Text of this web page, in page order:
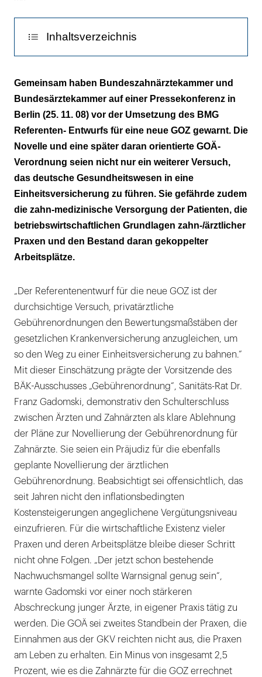
Inhaltsverzeichnis
Rückschritt für Patienten
Ruinöser Preiswettbewerb
Gemeinsam haben Bundeszahnärztekammer und
Bundesärztekammer auf einer Pressekonferenz in
Berlin (25. 11. 08) vor der Umsetzung des BMG
Referenten- Entwurfs für eine neue GOZ gewarnt. Die
Novelle und eine später daran orientierte GOÄ-
Verordnung seien nicht nur ein weiterer Versuch,
das deutsche Gesundheitswesen in eine
Einheitsversicherung zu führen. Sie gefährde zudem
die zahn-medizinische Versorgung der Patienten, die
betriebswirtschaftlichen Grundlagen zahn-/ärztlicher
Praxen und den Bestand daran gekoppelter
Arbeitsplätze.
„Der Referentenentwurf für die neue GOZ ist der
durchsichtige Versuch, privatärztliche
Gebührenordnungen den Bewertungsmaßstäben der
gesetzlichen Krankenversicherung anzugleichen, um
so den Weg zu einer Einheitsversicherung zu bahnen.“
Mit dieser Einschätzung prägte der Vorsitzende des
BÄK-Ausschusses „Gebührenordnung“, Sanitäts-Rat Dr.
Franz Gadomski, demonstrativ den Schulterschluss
zwischen Ärzten und Zahnärzten als klare Ablehnung
der Pläne zur Novellierung der Gebührenordnung für
Zahnärzte. Sie seien ein Präjudiz für die ebenfalls
geplante Novellierung der ärztlichen
Gebührenordnung. Beabsichtigt sei offensichtlich, das
seit Jahren nicht den inflationsbedingten
Kostensteigerungen angeglichene Vergütungsniveau
einzufrieren. Für die wirtschaftliche Existenz vieler
Praxen und deren Arbeitsplätze bleibe dieser Schritt
nicht ohne Folgen. „Der jetzt schon bestehende
Nachwuchsmangel sollte Warnsignal genug sein“,
warnte Gadomski vor einer noch stärkeren
Abschreckung junger Ärzte, in eigener Praxis tätig zu
werden. Die GOÄ sei zweites Standbein der Praxen, die
Einnahmen aus der GKV reichten nicht aus, die Praxen
am Leben zu erhalten. Ein Minus von insgesamt 2,5
Prozent, wie es die Zahnärzte für die GOZ errechnet